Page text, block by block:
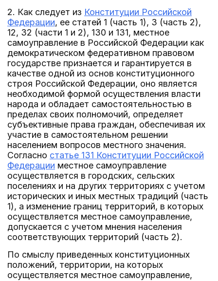
2. Как следует из Конституции Российской
Федерации, ее статей 1 (часть 1), 3 (часть 2),
12, 32 (части 1 и 2), 130 и 131, местное
самоуправление в Российской Федерации как
демократическом федеративном правовом
государстве признается и гарантируется в
качестве одной из основ конституционного
строя Российской Федерации, оно является
необходимой формой осуществления власти
народа и обладает самостоятельностью в
пределах своих полномочий, определяет
субъективные права граждан, обеспечивая их
участие в самостоятельном решении
населением вопросов местного значения.
Согласно статье 131 Конституции Российской
Федерации местное самоуправление
осуществляется в городских, сельских
поселениях и на других территориях с учетом
исторических и иных местных традиций (часть
1), а изменение границ территорий, в которых
осуществляется местное самоуправление,
допускается с учетом мнения населения
соответствующих территорий (часть 2).
По смыслу приведенных конституционных
положений, территории, на которых
осуществляется местное самоуправление,